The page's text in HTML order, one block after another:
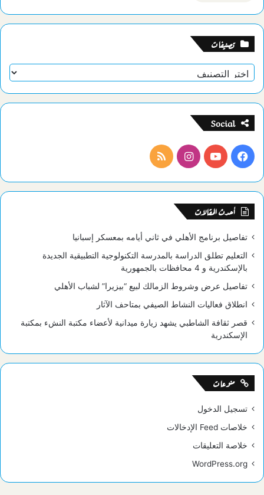
تصنيفات
تصنيفات
Social
فيسبوكيوتيوبانستقرامملخص
الموقع
أحدث المقالات
تفاصيل برنامج الأهلي في ثاني أيامه بمعسكر إسبانيا
التعليم تطلق الدراسة بالمدرسة التكنولوجية التطبيقية الجديدة
بالإسكندرية و 4 محافظات بالجمهورية
تفاصيل عرض وشروط الزمالك لبيع “بيزيرا” لشباب الأهلي
انطلاق فعاليات النشاط الصيفي بمتاحف الآثار
قصر ثقافة الشاطبي يشهد زيارة ميدانية لأعضاء مكتبة النشء بمكتبة
الإسكندرية
منوعات
تسجيل الدخول
خلاصات Feed الإدخالات
خلاصة التعليقات
WordPress.org